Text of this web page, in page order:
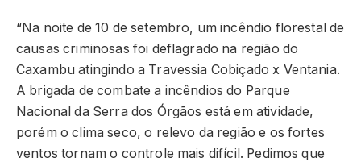
“Na noite de 10 de setembro, um incêndio florestal de
causas criminosas foi deflagrado na região do
Caxambu atingindo a Travessia Cobiçado x Ventania.
A brigada de combate a incêndios do Parque
Nacional da Serra dos Órgãos está em atividade,
porém o clima seco, o relevo da região e os fortes
ventos tornam o controle mais difícil. Pedimos que